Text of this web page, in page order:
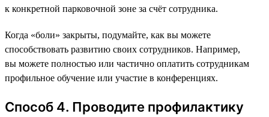
к конкретной парковочной зоне за счёт сотрудника.
Когда «боли» закрыты, подумайте, как вы можете
способствовать развитию своих сотрудников. Например,
вы можете полностью или частично оплатить сотрудникам
профильное обучение или участие в конференциях.
Способ 4. Проводите профилактику